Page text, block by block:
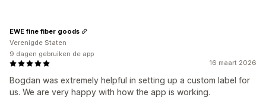
16 maart 2026
Bogdan was extremely helpful in setting up a custom label for
us. We are very happy with how the app is working.
EWE fine fiber goods
Verenigde Staten
9 dagen gebruiken de app